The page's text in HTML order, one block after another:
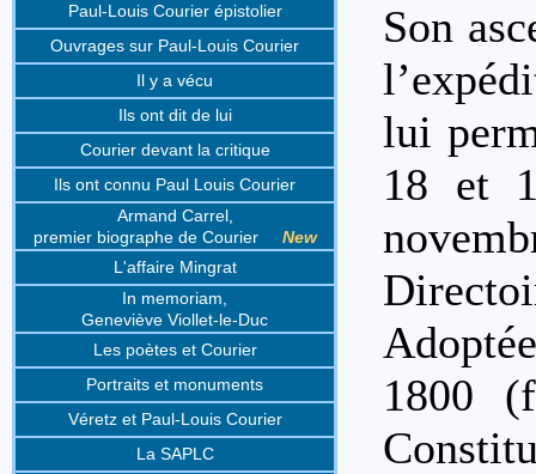
Paul-Louis Courier épistolier
Ouvrages sur Paul-Louis Courier
Il y a vécu
Ils ont dit de lui
Courier devant la critique
Ils ont connu Paul Louis Courier
Armand Carrel,
premier biographe de CourierNew
L'affaire Mingrat
In memoriam,
Geneviève Viollet-le-Duc
Les poètes et Courier
Portraits et monuments
Véretz et Paul-Louis Courier
La SAPLC
Son
lui
18 et
1800